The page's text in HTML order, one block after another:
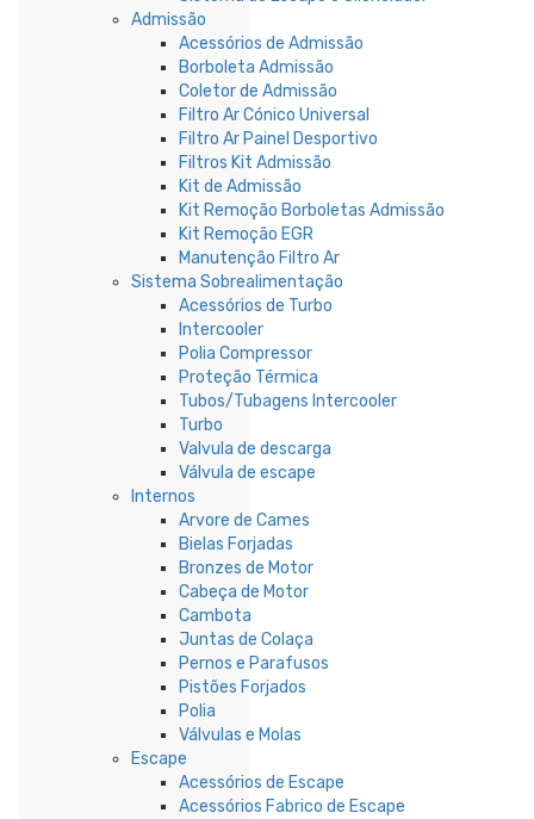
Admissão
Acessórios de Admissão
Borboleta Admissão
Coletor de Admissão
Filtro Ar Cónico Universal
Filtro Ar Painel Desportivo
Filtros Kit Admissão
Kit de Admissão
Kit Remoção Borboletas Admissão
Kit Remoção EGR
Manutenção Filtro Ar
Sistema Sobrealimentação
Acessórios de Turbo
Intercooler
Polia Compressor
Proteção Térmica
Tubos/Tubagens Intercooler
Turbo
Valvula de descarga
Válvula de escape
Internos
Arvore de Cames
Bielas Forjadas
Bronzes de Motor
Cabeça de Motor
Cambota
Juntas de Colaça
Pernos e Parafusos
Pistões Forjados
Polia
Válvulas e Molas
Escape
Acessórios de Escape
Acessórios Fabrico de Escape